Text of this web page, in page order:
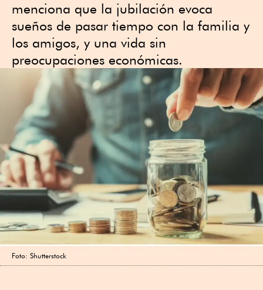
menciona que la jubilación evoca
sueños de pasar tiempo con la familia y
los amigos, y una vida sin
preocupaciones económicas.
Foto: Shutterstock